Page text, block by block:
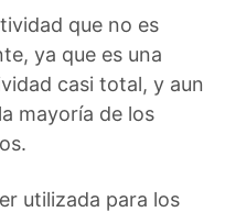
que no es
ya que es una
casi total, y aun
mayoría de los
utilizada para los